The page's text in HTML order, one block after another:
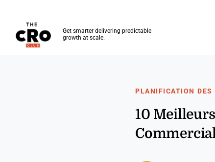
Get smarter delivering predictable
growth at scale.
PLANIFICATION DES
10